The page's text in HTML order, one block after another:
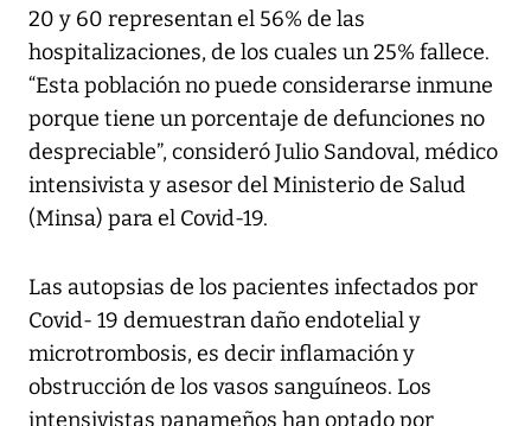
20 y 60 representan el 56% de las
hospitalizaciones, de los cuales un 25% fallece.
“Esta población no puede considerarse inmune
porque tiene un porcentaje de defunciones no
despreciable”, consideró Julio Sandoval, médico
intensivista y asesor del Ministerio de Salud
(Minsa) para el Covid-19.
Las autopsias de los pacientes infectados por
Covid- 19 demuestran daño endotelial y
microtrombosis, es decir inflamación y
obstrucción de los vasos sanguíneos. Los
intensivistas panameños han optado por